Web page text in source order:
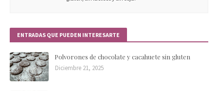
ENTRADAS QUE PUEDEN INTERESARTE
Polvorones de chocolate y cacahuete sin gluten
Diciembre 21, 2025